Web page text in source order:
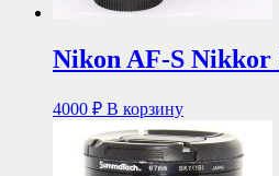
Nikon AF-S
4000 ₽ В корзину